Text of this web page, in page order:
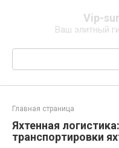
Vip-
Ваш элитный
Поиск:
Главная страница
Яхтенная
транспортировки